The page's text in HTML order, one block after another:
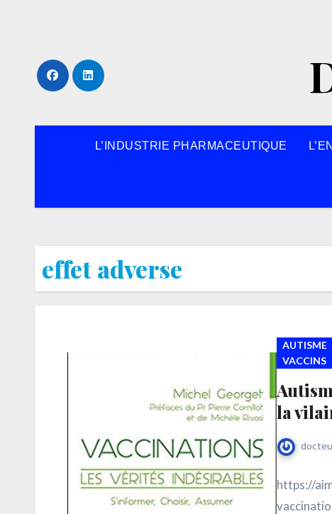
L’INDUSTRIE PHARMACEUTIQUE
effet adverse
AUTISME
VACCINS
la
https://